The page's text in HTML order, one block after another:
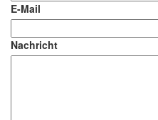
E-Mail
Nachricht